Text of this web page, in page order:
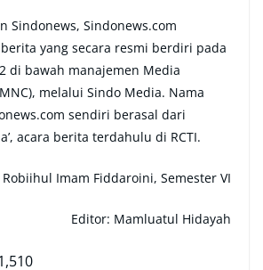
Sindonews, Sindonews.com
yang secara resmi berdiri pada
di bawah manajemen Media
melalui Sindo Media. Nama
sendiri berasal dari
acara berita terdahulu di RCTI.
Robiihul Imam Fiddaroini, Semester VI
Editor: Mamluatul Hidayah